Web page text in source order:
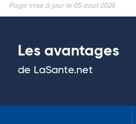
Page mise à jour le 05 aout 2026
Les avantages
de LaSante.net